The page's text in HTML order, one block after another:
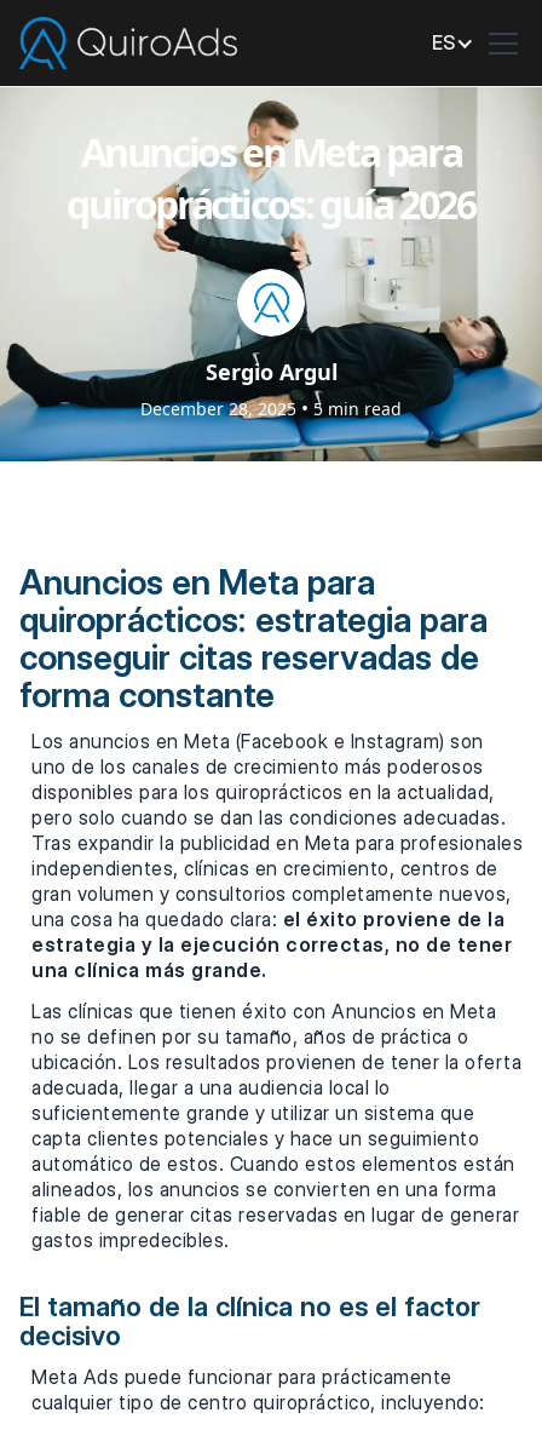
ES
Anuncios en Meta para
quiroprácticos: guía 2026
Sergio Argul
December 28, 2025 • 5 min read
Anuncios en Meta para
quiroprácticos: estrategia para
conseguir citas reservadas de
forma constante
Los anuncios en Meta (Facebook e Instagram) son
uno de los canales de crecimiento más poderosos
disponibles para los quiroprácticos en la actualidad,
pero solo cuando se dan las condiciones adecuadas.
Tras expandir la publicidad en Meta para profesionales
independientes, clínicas en crecimiento, centros de
gran volumen y consultorios completamente nuevos,
una cosa ha quedado clara: el éxito proviene de la
estrategia y la ejecución correctas, no de tener
una clínica más grande.
Las clínicas que tienen éxito con Anuncios en Meta
no se definen por su tamaño, años de práctica o
ubicación. Los resultados provienen de tener la oferta
adecuada, llegar a una audiencia local lo
suficientemente grande y utilizar un sistema que
capta clientes potenciales y hace un seguimiento
automático de estos. Cuando estos elementos están
alineados, los anuncios se convierten en una forma
fiable de generar citas reservadas en lugar de generar
gastos impredecibles.
El tamaño de la clínica no es el factor
decisivo
Meta Ads puede funcionar para prácticamente
cualquier tipo de centro quiropráctico, incluyendo: